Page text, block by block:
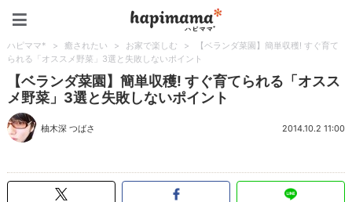
ハピママ* > 癒されたい > お家で楽しむ >
【ベランダ菜園】簡単収穫! すぐ育て
られる「オススメ野菜」3選と失敗しないポイント
【ベランダ菜園】簡単収穫! すぐ育てられる「オスス
メ野菜」3選と失敗しないポイント
柚木深 つばさ 2014.10.2 11:00